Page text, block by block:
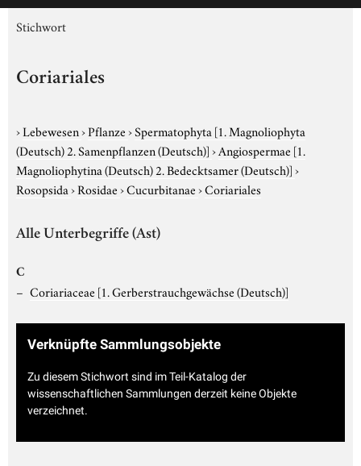
Stichwort
Coriariales
›Lebewesen›Pflanze›Spermatophyta [1. Magnoliophyta
(Deutsch) 2. Samenpflanzen (Deutsch)]›Angiospermae [1.
Magnoliophytina (Deutsch) 2. Bedecktsamer (Deutsch)]›
Rosopsida›Rosidae›Cucurbitanae›Coriariales
Alle Unterbegriffe (Ast)
C
Coriariaceae [1. Gerberstrauchgewächse (Deutsch)]
Verknüpfte Sammlungsobjekte
Zu diesem Stichwort sind im Teil-Katalog der
wissenschaftlichen Sammlungen derzeit keine Objekte
verzeichnet.